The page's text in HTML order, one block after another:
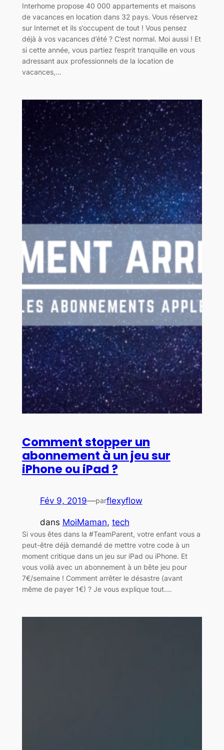
Interhome propose 40 000 appartements et maisons
de vacances en location dans 32 pays. Vous réservez
sur Internet et ils s’occupent de tout ! Vous pensez
déjà à vos vacances d’été ? C’est normal. Moi aussi ! Et
si cette année, vous partiez l’esprit tranquille en vous
adressant aux professionnels de la location de
vacances,…
Comment stopper un
abonnement à un jeu sur
iPhone ou iPad ?
Fév 9, 2019—parflexyflow
dans MoiMaman, tech
Si vous êtes dans la #TeamParent, votre enfant vous a
peut-être déjà demandé de mettre votre code à un
moment critique dans un jeu sur iPad ou iPhone. Et
vous voilà avec un abonnement à un bête jeu pour
7€/semaine ! Comment arrêter le désastre (avant
même de payer 1€) ? Je vous explique tout.…